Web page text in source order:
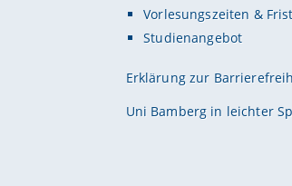
Vorlesungszeiten &
Studienangebot
Erklärung zur
Uni Bamberg in leichter